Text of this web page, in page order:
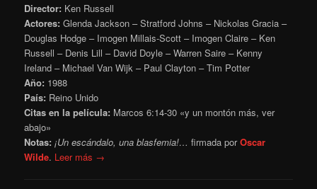
Director: Ken Russell
Actores: Glenda Jackson – Stratford Johns – Nickolas Gracia –
Douglas Hodge – Imogen Millais-Scott – Imogen Claire – Ken
Russell – Denis Lill – David Doyle – Warren Saire – Kenny
Ireland – Michael Van Wijk – Paul Clayton – Tim Potter
Año: 1988
País: Reino Unido
Citas en la película: Marcos 6:14-30 «y un montón más, ver
abajo»
Notas: ¡Un escándalo, una blasfemia!… firmada porOscar
Wilde. Leer más →